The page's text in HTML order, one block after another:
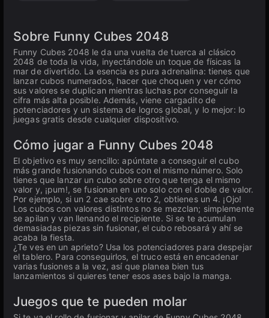
Sobre Funny Cubes 2048
Funny Cubes 2048 le da una vuelta de tuerca al clásico
2048 de toda la vida, inyectándole un toque de físicas la
mar de divertido. La esencia es pura adrenalina: tienes que
lanzar cubos numerados, hacer que choquen y ver cómo
sus valores se duplican mientras luchas por conseguir la
cifra más alta posible. Además, viene cargadito de
potenciadores y un sistema de logros global, y lo mejor: lo
juegas gratis desde cualquier dispositivo.
Cómo jugar a Funny Cubes 2048
El objetivo es muy sencillo: apúntate a conseguir el cubo
más grande fusionando cubos con el mismo número. Solo
tienes que lanzar un cubo sobre otro que tenga el mismo
valor y, ¡pum!, se fusionan en uno solo con el doble de valor.
Por ejemplo, si un 2 cae sobre otro 2, obtienes un 4. ¡Ojo!
Los cubos con valores distintos no se mezclan; simplemente
se apilan y van llenando el recipiente. Si se te acumulan
demasiadas piezas sin fusionar, el cubo rebosará y ahí se
acaba la fiesta.
¿Te ves en un aprieto? Usa los potenciadores para despejar
el tablero. Para conseguirlos, el truco está en encadenar
varias fusiones a la vez, así que planea bien tus
lanzamientos si quieres tener esos ases bajo la manga.
Juegos que te pueden molar